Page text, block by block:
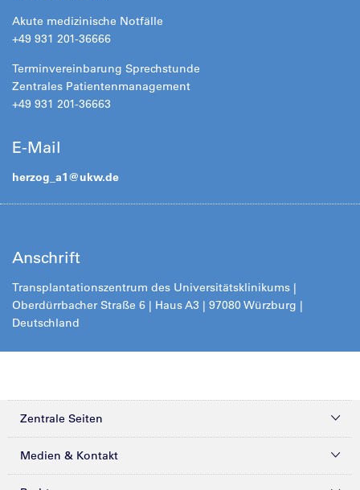
Akute medizinische Notfälle
+49 931 201-36666
Terminvereinbarung Sprechstunde
Zentrales Patientenmanagement
+49 931 201-36663
E-Mail
herzog_a1@ukw.de
Anschrift
Transplantationszentrum des Universitätsklinikums |
Oberdürrbacher Straße 6 | Haus A3 | 97080 Würzburg |
Deutschland
Zentrale Seiten
Kliniken & Zentren
Medien & Kontakt